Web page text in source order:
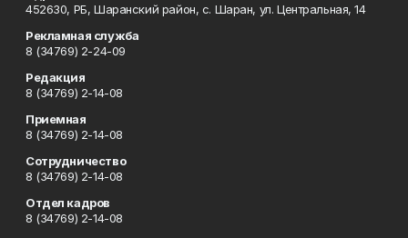
452630, РБ, Шаранский район, с. Шаран, ул. Центральная, 14
Рекламная служба
8 (34769) 2-24-09
Редакция
8 (34769) 2-14-08
Приемная
8 (34769) 2-14-08
Сотрудничество
8 (34769) 2-14-08
Отдел кадров
8 (34769) 2-14-08